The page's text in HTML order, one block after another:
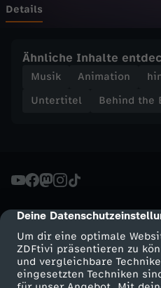
cmp-dialog-description
Deine
Um dir eine optimale
ZDFtivi präsentieren zu
und vergleichbare
eingesetzten Techniken
t
-
n
t
h
Details
Ähnliche Inhalte
Musik Animation
Untertitel
Behind the